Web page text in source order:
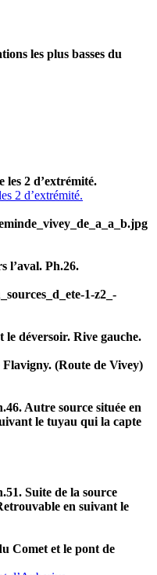
les plus basses du
les 2 d’extrémité.
2 d’extrémité.
l’aval. Ph.26.
1-z2_-
le déversoir. Rive gauche.
Flavigny. (Route de Vivey)
Autre source située en
le tuyau qui la capte
Suite de la source
en suivant le
Comet et le pont de